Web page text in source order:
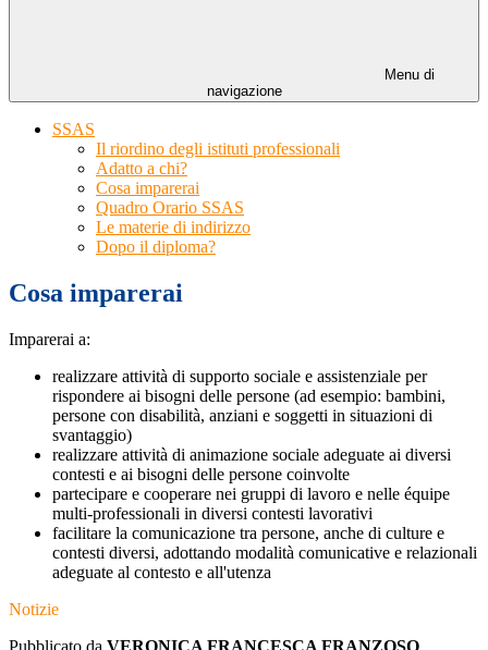
Menu di
navigazione
SSAS
Il riordino degli istituti professionali
Adatto a chi?
Cosa imparerai
Quadro Orario SSAS
Le materie di indirizzo
Dopo il diploma?
Cosa imparerai
Imparerai a:
realizzare attività di supporto sociale e assistenziale per
rispondere ai bisogni delle persone (ad esempio: bambini,
persone con disabilità, anziani e soggetti in situazioni di
svantaggio)
realizzare attività di animazione sociale adeguate ai diversi
contesti e ai bisogni delle persone coinvolte
partecipare e cooperare nei gruppi di lavoro e nelle équipe
multi-professionali in diversi contesti lavorativi
facilitare la comunicazione tra persone, anche di culture e
contesti diversi, adottando modalità comunicative e relazionali
adeguate al contesto e all'utenza
Notizie